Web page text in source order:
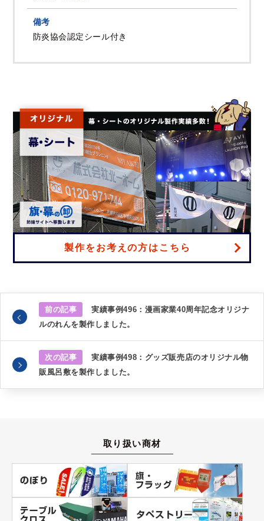
備考
防炎協会認定シール付き
製作をお考えの方はこちら
前の記事
実績事例496：漫画家業40周年記念オリジナ
ルのれんを製作しました。
次の記事
実績事例498：グッズ販売店のオリジナル物
販風呂敷を製作しました。
取り扱い商材